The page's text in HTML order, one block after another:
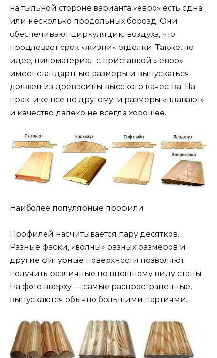
на тыльной стороне варианта «евро» есть одна
или несколько продольных борозд. Они
обеспечивают циркуляцию воздуха, что
продлевает срок «жизни» отделки. Также, по
идее, пиломатериал с приставкой » евро»
имеет стандартные размеры и выпускаться
должен из древесины высокого качества. На
практике все по другому: и размеры «плавают»
и качество далеко не всегда хорошее.
Наиболее популярные профили
Профилей насчитывается пару десятков.
Разные фаски, «волны» разных размеров и
другие фигурные поверхности позволяют
получить различные по внешнему виду стены.
На фото вверху — самые распространенные,
выпускаются обычно большими партиями.